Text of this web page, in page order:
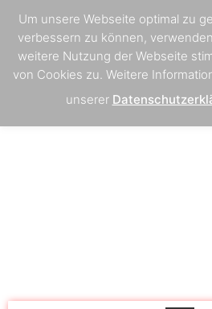
Um unsere Webseite optimal zu
verbessern zu können,
weitere Nutzung der Webseite
von Cookies zu. Weitere
unserer